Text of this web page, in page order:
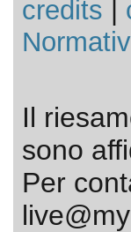
credits
Il
sono
Per